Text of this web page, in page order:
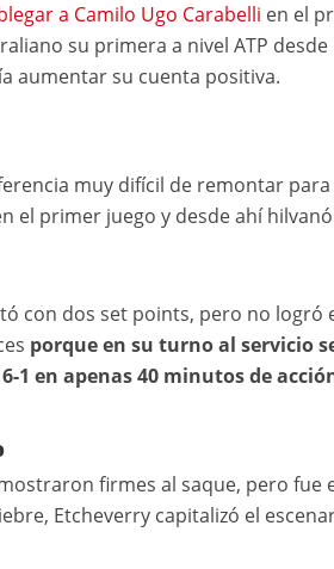
a Camilo Ugo Carabelli en el
su primera a nivel ATP desde
aumentar su cuenta positiva.
muy difícil de remontar para
el primer juego y desde ahí
con dos set points, pero no logró
porque en su turno al servicio
1 en apenas 40 minutos de
firmes al saque, pero fue
Etcheverry capitalizó el